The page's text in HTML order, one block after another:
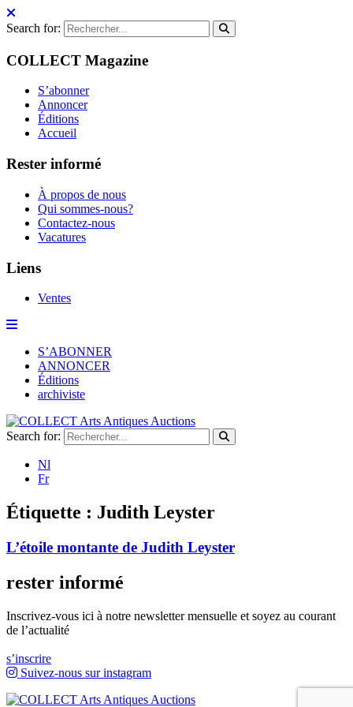
Search for:
COLLECT Magazine
S’abonner
Annoncer
Éditions
Accueil
Rester informé
À propos de nous
Qui sommes-nous?
Contactez-nous
Vacatures
Liens
Ventes
S’ABONNER
ANNONCER
Éditions
archiviste
Search for:
Nl
Fr
Étiquette : Judith Leyster
L’étoile montante de Judith Leyster
rester informé
Inscrivez-vous ici à notre newsletter mensuelle et soyez au courant
de l’actualité
s’inscrire
Suivez-nous sur instagram